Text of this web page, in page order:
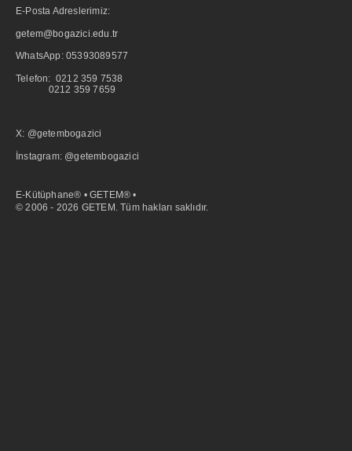
E-Posta Adreslerimiz:
getem@bogazici.edu.tr
WhatsApp: 05393089577
Telefon: 0212 359 7538
0212 359 7659
X: @getembogazici
İnstagram: @getembogazici
E-Kütüphane® • GETEM® •
© 2006 - 2026 GETEM. Tüm hakları saklıdır.